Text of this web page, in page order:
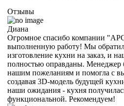
Отзывы
Диана
Огромное спасибо компании
выполненную работу! Мы
изготовление кухни на заказ, и
полностью оправданы. Менеджер
нашим пожеланиям и помогла с
создавая 3D-модель будущей
наши ожидания - кухня
функциональной. Рекомендуем!